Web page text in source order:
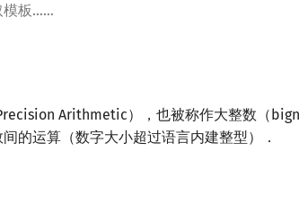
模板……
Arithmetic），也被称作大整数（
的运算（数字大小超过语言内建整型）．